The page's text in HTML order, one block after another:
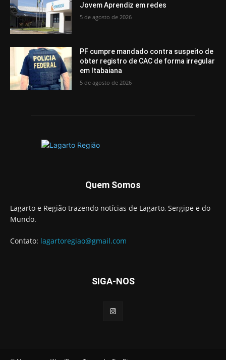
Jovem Aprendiz em redes
5 de agosto de 2026
PF cumpre mandado contra suspeito de
obter registro de CAC de forma irregular
em Itabaiana
5 de agosto de 2026
Quem Somos
Lagarto e Região trazendo notícias de Lagarto, Sergipe e do
Mundo.
Contato: lagartoregiao@gmail.com
SIGA-NOS